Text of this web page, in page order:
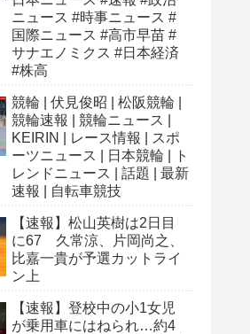
ニュース #時事ニュース #
国際ニュース #高市早苗 #
サナエノミクス #日本経済
#株高
競輪 | 伏見俊昭 | 松阪競輪 |
競輪速報 | 競輪ニュース |
KEIRIN | レース情報 | スポ
ーツニュース | 日本競輪 | ト
レンドニュース | 話題 | 最新
速報 | 自転車競技
【速報】松山英樹は2日目
に67 久常涼、片岡尚之、
比嘉一貴が予選カットライ
ン上
【速報】登校中の小1女児
が乗用車にはねられ…約4